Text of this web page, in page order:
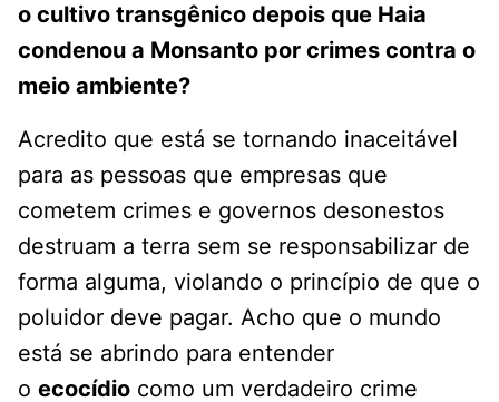
o cultivo transgênico depois que Haia
condenou a Monsanto por crimes contra o
meio ambiente?
Acredito que está se tornando inaceitável
para as pessoas que empresas que
cometem crimes e governos desonestos
destruam a terra sem se responsabilizar de
forma alguma, violando o princípio de que o
poluidor deve pagar. Acho que o mundo
está se abrindo para entender
o ecocídio como um verdadeiro crime